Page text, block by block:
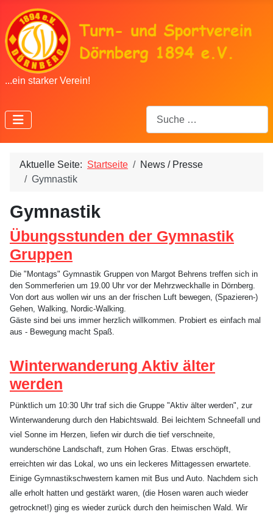
...ein starker Verein!
Aktuelle Seite: Startseite
News / Presse
Gymnastik
Gymnastik
Übungsstunden der Gymnastik
Gruppen
Die "Montags" Gymnastik Gruppen von Margot Behrens treffen sich in
den Sommerferien um 19.00 Uhr vor der Mehrzweckhalle in Dörnberg.
Von dort aus wollen wir uns an der frischen Luft bewegen, (Spazieren-)
Gehen, Walking, Nordic-Walking.
Gäste sind bei uns immer herzlich willkommen. Probiert es einfach mal
aus - Bewegung macht Spaß.
Winterwanderung Aktiv älter
werden
Pünktlich um 10:30 Uhr traf sich die Gruppe "Aktiv älter werden", zur
Winterwanderung durch den Habichtswald. Bei leichtem Schneefall und
viel Sonne im Herzen, liefen wir durch die tief verschneite,
wunderschöne Landschaft, zum Hohen Gras. Etwas erschöpft,
erreichten wir das Lokal, wo uns ein leckeres Mittagessen erwartete.
Einige Gymnastikschwestern kamen mit Bus und Auto. Nachdem sich
alle erholt hatten und gestärkt waren, (die Hosen waren auch wieder
getrocknet!) ging es wieder zurück durch den heimischen Wald. Wir